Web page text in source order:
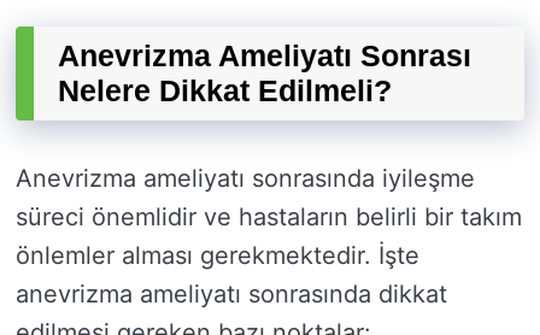
Anevrizma Ameliyatı Sonrası
Nelere Dikkat Edilmeli?
Anevrizma ameliyatı sonrasında iyileşme
süreci önemlidir ve hastaların belirli bir takım
önlemler alması gerekmektedir. İşte
anevrizma ameliyatı sonrasında dikkat